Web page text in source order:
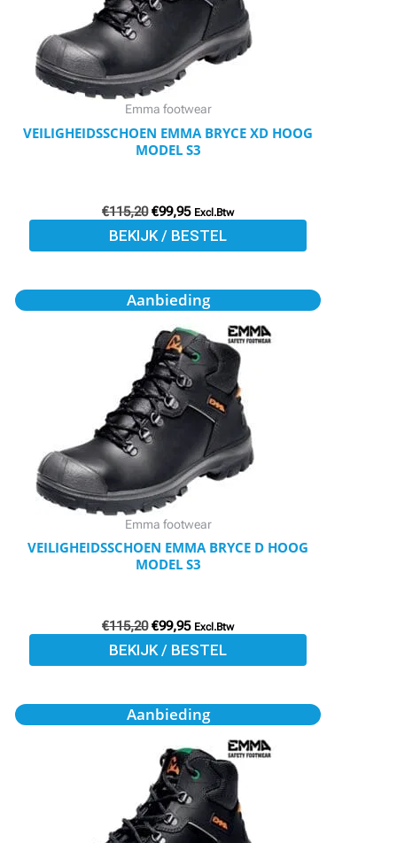
Emma footwear
VEILIGHEIDSSCHOEN EMMA BRYCE XD HOOG
MODEL S3
€115,20 €99,95 Excl.Btw
BEKIJK / BESTEL
Deze
optie
kan
gekozen
worden
op
de
Aanbieding
Emma footwear
VEILIGHEIDSSCHOEN EMMA BRYCE D HOOG
MODEL S3
€115,20
Oorspronkelijke
prijs
was:
€115,20.
€99,95
Huidige
prijs
€99,95.
Excl.Btw
BEKIJK / BESTEL
Dit
heeft
meerdere
variaties.
Deze
optie
kan
gekozen
worden
op
de
Aanbieding
Oorspronkelijke
prijs
€104,70.
Huidige
prijs
€91,05.
Dit
heeft
meerdere
variaties.
Deze